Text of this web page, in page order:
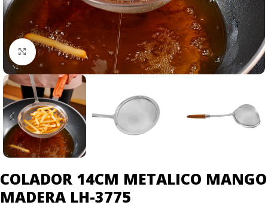
Click to enlarge
COLADOR 14CM METALICO MANGO
MADERA LH-3775